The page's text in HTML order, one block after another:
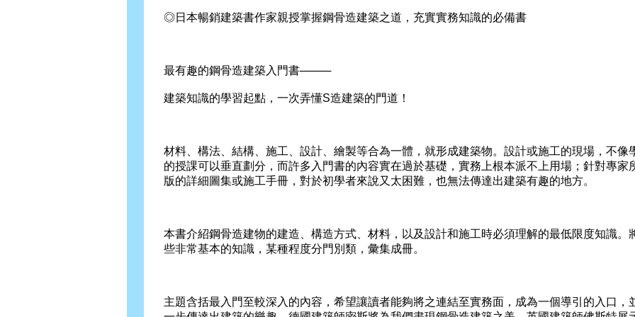
◎日本暢銷建築書作家親授掌握鋼骨造建築之道，充實實務知識的必備書
最有趣的鋼骨造建築入門書────
建築知識的學習起點，一次弄懂S造建築的門道！
材料、構法、結構、施工、設計、繪製等合為一體，就形成建築物。設計或施工的現場，不像
的授課可以垂直劃分，而許多入門書的內容實在過於基礎，實務上根本派不上用場；針對專家
版的詳細圖集或施工手冊，對於初學者來說又太困難，也無法傳達出建築有趣的地方。
本書介紹鋼骨造建物的建造、構造方式、材料，以及設計和施工時必須理解的最低限度知識。
些非常基本的知識，某種程度分門別類，彙集成冊。
主題含括最入門至較深入的內容，希望讓讀者能夠將之連結至實務面，成為一個導引的入口，